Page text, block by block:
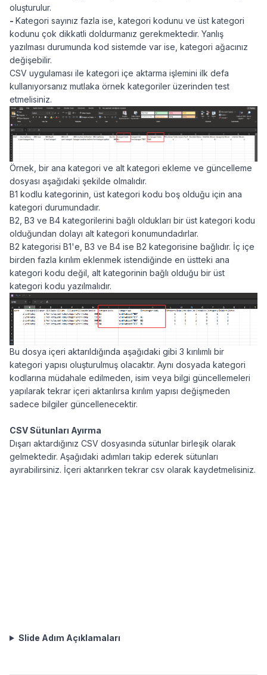
oluşturulur.
- Kategori sayınız fazla ise, kategori kodunu ve üst kategori
kodunu çok dikkatli doldurmanız gerekmektedir. Yanlış
yazılması durumunda kod sistemde var ise, kategori ağacınız
değişebilir.
CSV uygulaması ile kategori içe aktarma işlemini ilk defa
kullanıyorsanız mutlaka örnek kategoriler üzerinden test
etmelisiniz.
Örnek, bir ana kategori ve alt kategori ekleme ve güncelleme
dosyası aşağıdaki şekilde olmalıdır.
B1 kodlu kategorinin, üst kategori kodu boş olduğu için ana
kategori durumundadır.
B2, B3 ve B4 kategorilerini bağlı oldukları bir üst kategori kodu
olduğundan dolayı alt kategori konumundadırlar.
B2 kategorisi B1'e, B3 ve B4 ise B2 kategorisine bağlıdır. İç içe
birden fazla kırılım eklenmek istendiğinde en üstteki ana
kategori kodu değil, alt kategorinin bağlı olduğu bir üst
kategori kodu yazılmalıdır.
Bu dosya içeri aktarıldığında aşağıdaki gibi 3 kırılımlı bir
kategori yapısı oluşturulmuş olacaktır. Aynı dosyada kategori
kodlarına müdahale edilmeden, isim veya bilgi güncellemeleri
yapılarak tekrar içeri aktarılırsa kırılım yapısı değişmeden
sadece bilgiler güncellenecektir.
CSV Sütunları Ayırma
Dışarı aktardığınız CSV dosyasında sütunlar birleşik olarak
gelmektedir. Aşağıdaki adımları takip ederek sütunları
ayırabilirsiniz. İçeri aktarırken tekrar csv olarak kaydetmelisiniz.
Slide Adım Açıklamaları